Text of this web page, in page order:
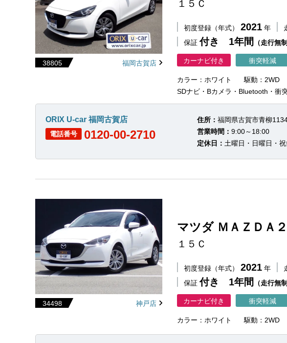
38805 福岡古賀店
１５Ｃ
初度登録（年式） 2021 年
保証付き 1年間 （走行無
カーナビ付き 衝突軽減
カラー：ホワイト 駆動：2WD
SDナビ・Bカメラ・Bluetooth・衝
ORIX U-car 福岡古賀店
電話番号 0120-00-2710
住所： 福岡県古賀市青柳
営業時間： 9:00～18:00
定休日： 土曜日・日曜日・
34498 神戸店
マツダ ＭＡＺＤＡ２
１５Ｃ
初度登録（年式） 2021 年
保証付き 1年間 （走行無
カーナビ付き 衝突軽減
カラー：ホワイト 駆動：2WD